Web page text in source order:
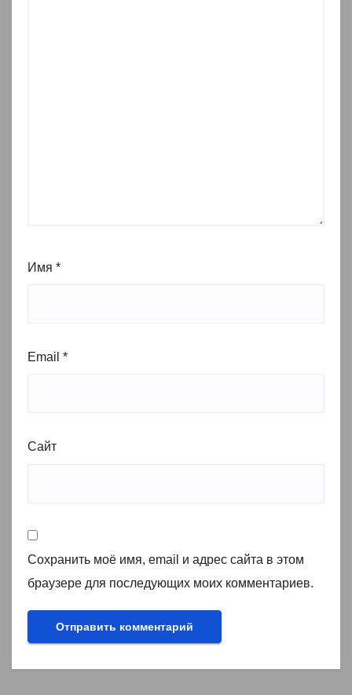
Имя *
Email *
Сайт
Сохранить моё имя, email и адрес сайта в этом
браузере для последующих моих комментариев.